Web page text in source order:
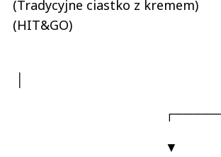
(Tradycyjne ciastko z
(HIT&GO)